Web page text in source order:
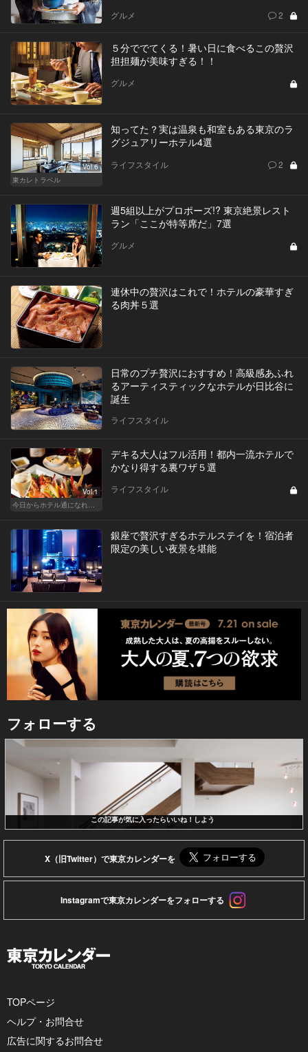
グルメ 2
５分ででてくる！暑い日に食べるこの贅沢
担担麺が美味すぎる！！
グルメ
Vol.6
東カレトラベル
知ってた？実は温泉も和室もある東京のラ
グジュアリーホテル4選
ライフスタイル 2
週5組以上がプロポーズ!? 東京絶景レスト
ラン「ここが特等席だ」7選
グルメ
連休中の贅沢はこれで！ホテルの豪華すぎ
る肉丼５選
日常のプチ贅沢におすすめ！高級感あふれ
るアーティスティックなホテルが日比谷に
誕生
ライフスタイル
Vol.1
デキる大人はフル活用！都内一流ホテルで
かなり得する裏ワザ５選
ライフスタイル
銀座で贅沢すぎるホテルステイを！宿泊者
限定の美しい夜景を堪能
フォローする
この記事が気に入ったらいいね！しよう
X（旧Twitter）で東京カレンダーを
Instagramで東京カレンダーをフォローする
TOPページ
ヘルプ・お問合せ
広告に関するお問合せ